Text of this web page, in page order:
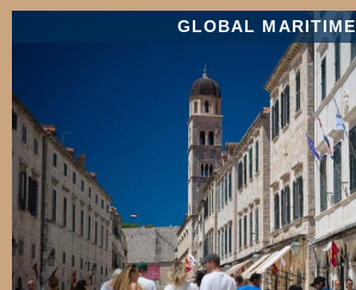
GLOBAL MARITIME